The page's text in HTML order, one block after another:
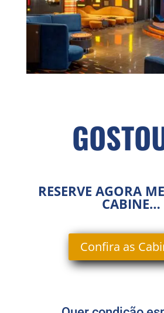
RESERVE AGORA
CABINE…
Confira as